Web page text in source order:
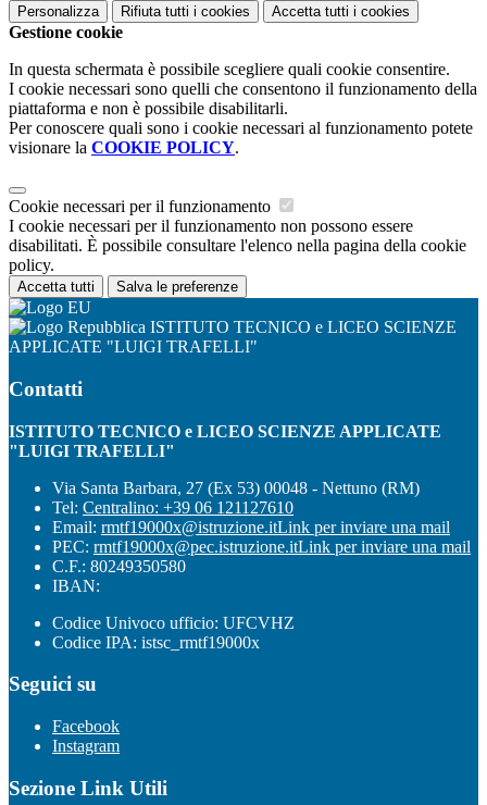
Personalizza Rifiuta tutti i cookies Accetta tutti i cookies
Gestione cookie
In questa schermata è possibile scegliere quali cookie consentire.
I cookie necessari sono quelli che consentono il funzionamento della
piattaforma e non è possibile disabilitarli.
Per conoscere quali sono i cookie necessari al funzionamento potete
visionare la COOKIE POLICY.
Cookie necessari per il funzionamento
I cookie necessari per il funzionamento non possono essere
disabilitati. È possibile consultare l'elenco nella pagina della cookie
policy.
Accetta tutti Salva le preferenze
ISTITUTO TECNICO e LICEO SCIENZE
APPLICATE "LUIGI TRAFELLI"
Contatti
ISTITUTO TECNICO e LICEO SCIENZE APPLICATE
"LUIGI TRAFELLI"
Via Santa Barbara, 27 (Ex 53) 00048 - Nettuno (RM)
Tel: Centralino: +39 06 121127610
Email: rmtf19000x@istruzione.itLink per inviare una mail
PEC: rmtf19000x@pec.istruzione.itLink per inviare una mail
C.F.: 80249350580
IBAN:
Codice Univoco ufficio: UFCVHZ
Codice IPA: istsc_rmtf19000x
Seguici su
Facebook
Instagram
Sezione Link Utili